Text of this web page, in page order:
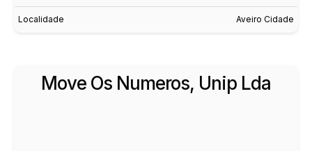
Localidade Aveiro Cidade
Move Os Numeros, Unip Lda